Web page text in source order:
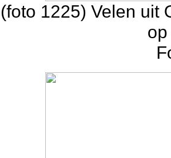
(foto 1225) Velen uit